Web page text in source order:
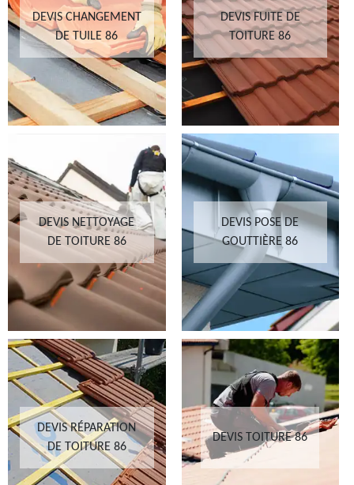
DEVIS CHANGEMENT
DE TUILE 86
DEVIS FUITE DE
TOITURE 86
DEVIS NETTOYAGE
DE TOITURE 86
DEVIS POSE DE
GOUTTIÈRE 86
DEVIS RÉPARATION
DE TOITURE 86
DEVIS TOITURE 86